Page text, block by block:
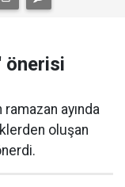
önerisi
ayında
oluşan